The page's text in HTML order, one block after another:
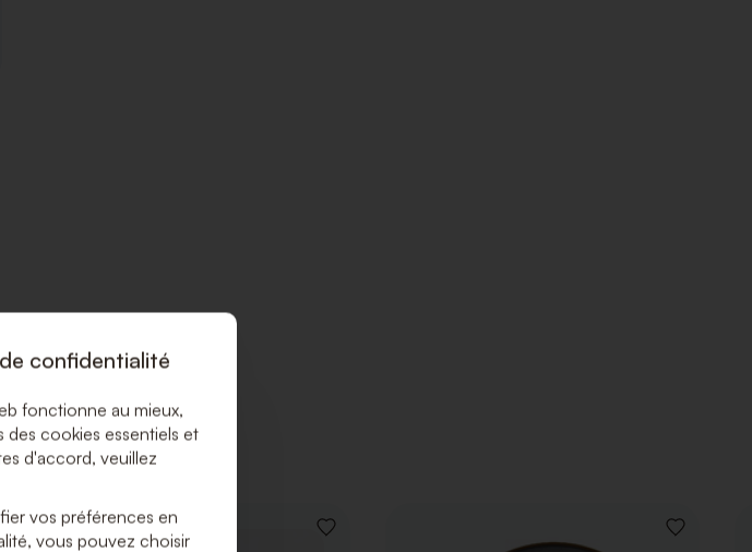
AJOUTER
AJOUTER
confidentialité
fonctionne au mieux,
des cookies essentiels et
d'accord, veuillez
vos préférences en
vous pouvez choisir